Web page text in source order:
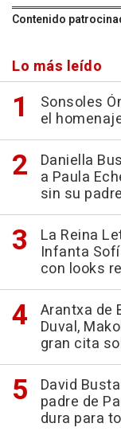
Contenido
Lo más leído
Sonsoles
el
Daniella
a Paula
sin su padre
La Reina
Infanta
con looks
Arantxa de
Duval,
gran cita
David
padre de
dura para